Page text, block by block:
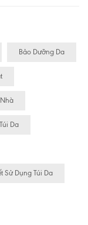
Bảo Dưỡng Da
Da
Sử Dụng Túi Da